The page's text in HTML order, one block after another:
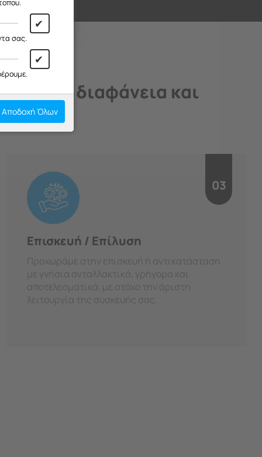
με διαφάνεια και
03
Επισκευή / Επίλυση
Προχωράμε στην επισκευή ή αντικατάσταση
με γνήσια ανταλλακτικά, γρήγορα και
αποτελεσματικά, με στόχο την άριστη
λειτουργία της συσκευής σας.
✔
σας.
✔
Αποδοχή Όλων